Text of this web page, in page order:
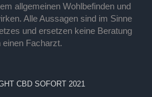
allgemeinen Wohlbefinden und
Alle Aussagen sind im Sinne
und ersetzen keine Beratung
einen Facharzt.
CBD SOFORT 2021